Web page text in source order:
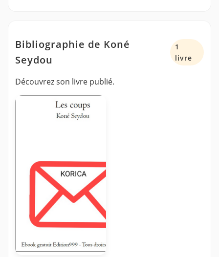
Bibliographie de Koné
Seydou
1
livre
Découvrez son livre publié.